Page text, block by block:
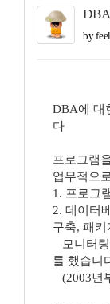
by
DBA에 대
다
프로그램
업무적으로
1. 프로그
2. 데이터
구축, 패키
모니터
를 했습니
(2003년